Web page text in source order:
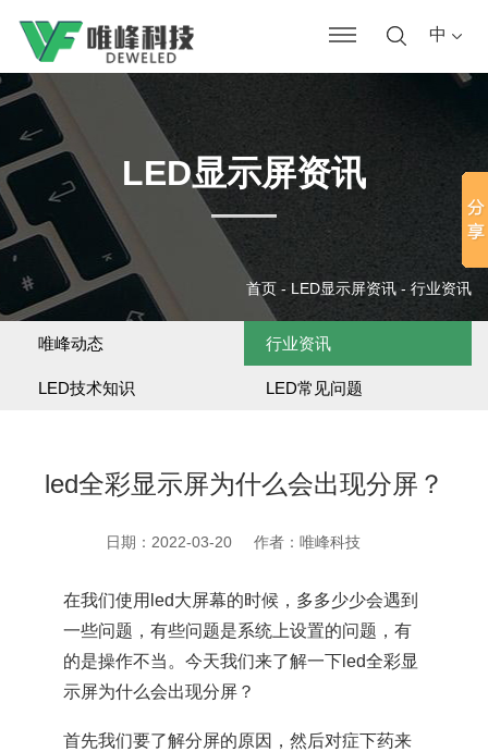
中
LED显示屏资讯
首页 - LED显示屏资讯 - 行业资讯
唯峰动态 行业资讯
LED技术知识 LED常见问题
led全彩显示屏为什么会出现分屏？
日期：2022-03-20 作者：唯峰科技
在我们使用led大屏幕的时候，多多少少会遇到
一些问题，有些问题是系统上设置的问题，有
的是操作不当。今天我们来了解一下 led全彩显
示屏为什么会出现分屏？
首先我们要了解分屏的原因，然后对症下药来